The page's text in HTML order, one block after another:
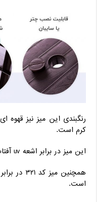
رنگبندی این میز نیز
کرم است.
این میز در برابر اشعه uv آفتاب مقاومت دارد.
همچنین
است.